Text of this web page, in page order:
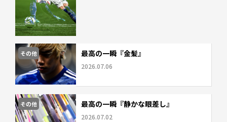
その他 最高の一瞬『金髪』
2026.07.06
その他 最高の一瞬『静かな眼差し』
2026.07.02